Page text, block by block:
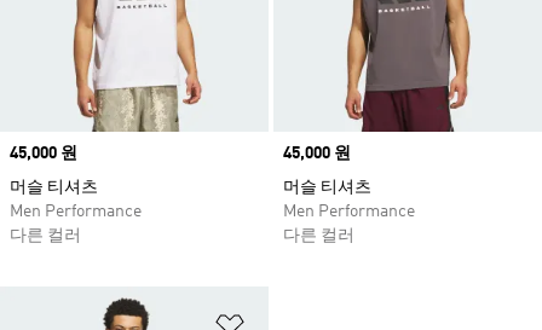
Price
45,000 원
머슬 티셔츠
Men Performance
다른 컬러
Price
45,000 원
머슬 티셔츠
Men Performance
다른 컬러